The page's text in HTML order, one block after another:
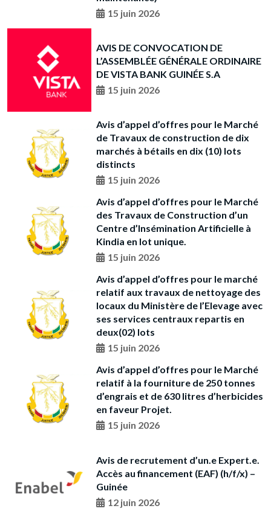
15 juin 2026
AVIS DE CONVOCATION DE
L’ASSEMBLÉE GÉNÉRALE ORDINAIRE
DE VISTA BANK GUINÉE S.A
15 juin 2026
Avis d’appel d’offres pour le Marché
de Travaux de construction de dix
marchés à bétails en dix (10) lots
distincts
15 juin 2026
Avis d’appel d’offres pour le Marché
des Travaux de Construction d’un
Centre d’Insémination Artificielle à
Kindia en lot unique.
15 juin 2026
Avis d’appel d’offres pour le marché
relatif aux travaux de nettoyage des
locaux du Ministère de l’Elevage avec
ses services centraux repartis en
deux(02) lots
15 juin 2026
Avis d’appel d’offres pour le Marché
relatif à la fourniture de 250 tonnes
d’engrais et de 630 litres d’herbicides
en faveur Projet.
15 juin 2026
Avis de recrutement d’un.e Expert.e.
Accès au financement (EAF) (h/f/x) –
Guinée
12 juin 2026